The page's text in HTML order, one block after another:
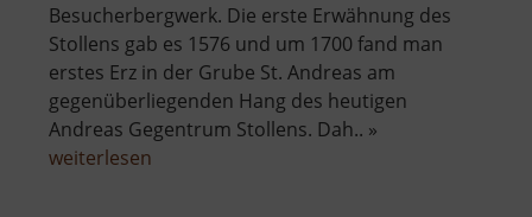
Besucherbergwerk. Die erste Erwähnung des
Stollens gab es 1576 und um 1700 fand man
erstes Erz in der Grube St. Andreas am
gegenüberliegenden Hang des heutigen
Andreas Gegentrum Stollens. Dah.. »
weiterlesen